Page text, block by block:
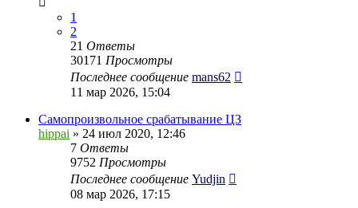
1
2
21 Ответы
30171 Просмотры
Последнее сообщение mans62
11 мар 2026, 15:04
Самопроизвольное срабатывание ЦЗ
hippai » 24 июл 2020, 12:46
7 Ответы
9752 Просмотры
Последнее сообщение Yudjin
08 мар 2026, 17:15